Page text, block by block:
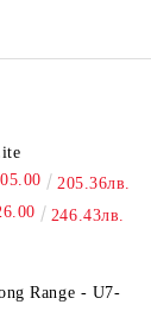
205.36лв.
246.43лв.
Range - U7-